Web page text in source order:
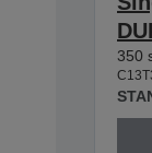
350